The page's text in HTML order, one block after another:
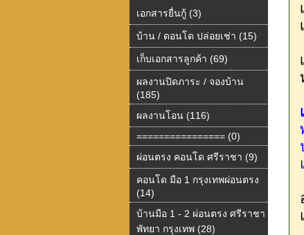
เอกสารยื่นกู้ (3)
บ้าน / ดอนโด ปล่อยเช่า (15)
เก็บเอกสารลูกค้า (69)
ผลงานปิดภาระ / จองบ้าน
(185)
ผลงานโอน (116)
================ (0)
ผ่อนตรง คอนโด ศรีราชา (9)
คอนโด มือ 1 กรุงเทพผ่อนตรง
(14)
บ้านมือ 1 - 2 ผ่อนตรง ศรีราชา
พัทยา กรุงเทพ (28)